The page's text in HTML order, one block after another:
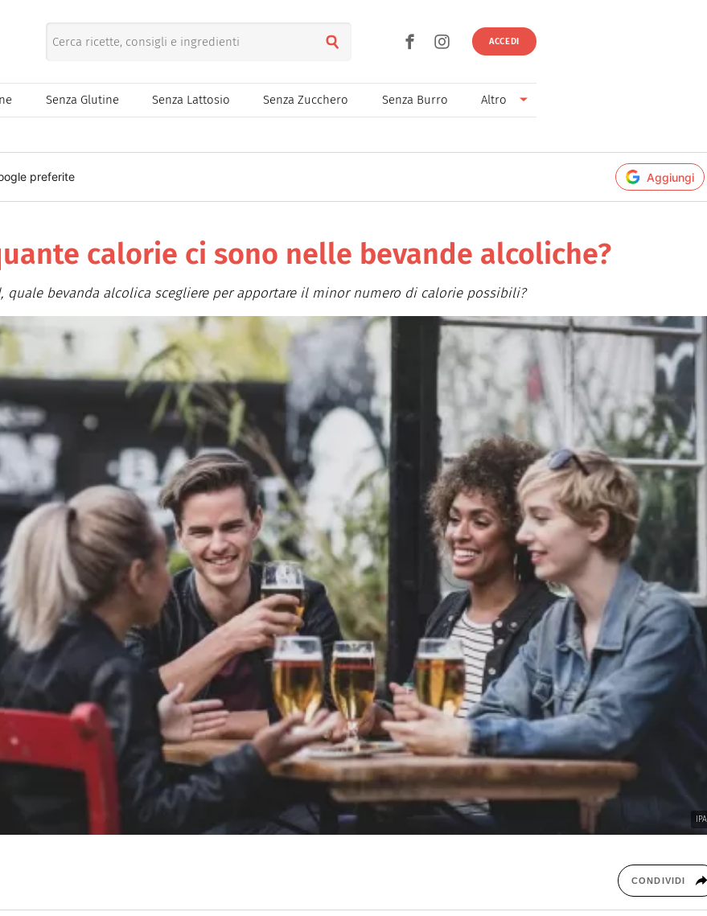
ACCEDI
Senza Glutine Senza Lattosio Senza Zucchero Senza Burro Altro
Ricette light
preferite Aggiungi
calorie ci sono nelle bevande alcoliche?
quale bevanda alcolica scegliere per apportare il minor numero di calorie possibili?
IPA
CONDIVIDI